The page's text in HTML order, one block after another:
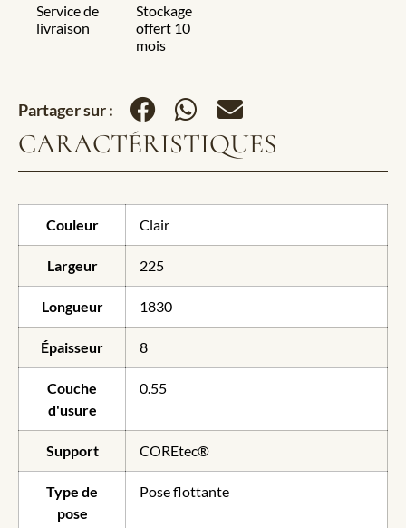
CARACTÉRISTIQUES
Couleur Clair
Largeur 225
Longueur 1830
Épaisseur 8
Couche
d'usure
0.55
Support COREtec®
Type de
pose
Pose flottante
Service de
livraison
Stockage
offert 10
mois
Partager sur :